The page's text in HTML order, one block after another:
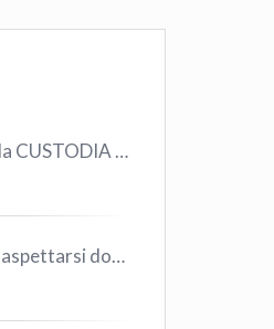
Discutiamo sulla CUSTODIA delle CRYPTO
BITCOIN cosa aspettarsi dopo il “Crollo”? – CryptoMonday NEWS w16/’21